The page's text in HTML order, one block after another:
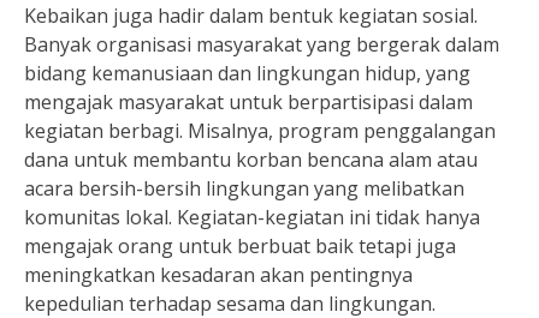
Kebaikan juga hadir dalam bentuk kegiatan sosial.
Banyak organisasi masyarakat yang bergerak dalam
bidang kemanusiaan dan lingkungan hidup, yang
mengajak masyarakat untuk berpartisipasi dalam
kegiatan berbagi. Misalnya, program penggalangan
dana untuk membantu korban bencana alam atau
acara bersih-bersih lingkungan yang melibatkan
komunitas lokal. Kegiatan-kegiatan ini tidak hanya
mengajak orang untuk berbuat baik tetapi juga
meningkatkan kesadaran akan pentingnya
kepedulian terhadap sesama dan lingkungan.